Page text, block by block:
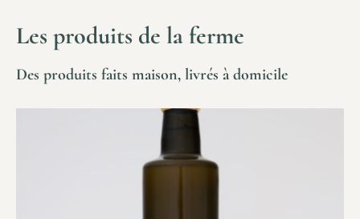
Les produits de la ferme
Des produits faits maison, livrés à domicile